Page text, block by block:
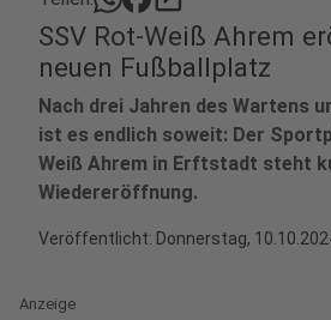
SSV Rot-Weiß Ahrem
neuen Fußballplatz
Nach drei Jahren des Wartens
ist es endlich soweit: Der
Weiß Ahrem in Erftstadt steht
Wiedereröffnung.
Veröffentlicht: Donnerstag,
Anzeige